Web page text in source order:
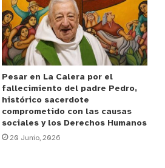
Pesar en La Calera por el
fallecimiento del padre Pedro,
histórico sacerdote
comprometido con las causas
sociales y los Derechos Humanos
20 Junio, 2026